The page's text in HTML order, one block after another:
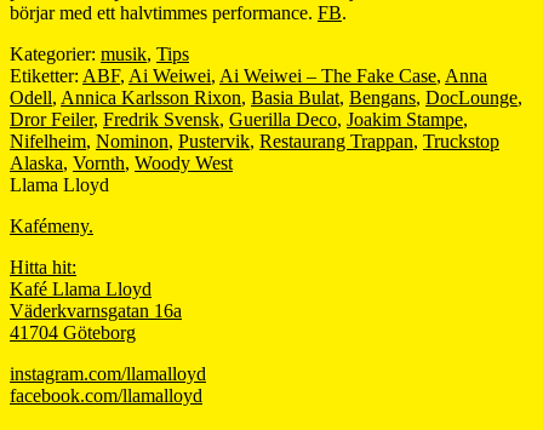
börjar med ett halvtimmes performance. FB.
Kategorier: musik, Tips
Etiketter: ABF, Ai Weiwei, Ai Weiwei – The Fake Case, Anna
Odell, Annica Karlsson Rixon, Basia Bulat, Bengans, DocLounge,
Dror Feiler, Fredrik Svensk, Guerilla Deco, Joakim Stampe,
Nifelheim, Nominon, Pustervik, Restaurang Trappan, Truckstop
Alaska, Vornth, Woody West
Llama Lloyd
Kafémeny.
Hitta hit:
Kafé Llama Lloyd
Väderkvarnsgatan 16a
41704 Göteborg
instagram.com/llamalloyd
facebook.com/llamalloyd